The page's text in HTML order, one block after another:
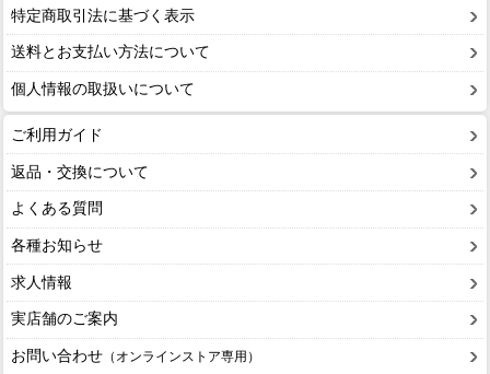
特定商取引法に基づく表示
送料とお支払い方法について
個人情報の取扱いについて
ご利用ガイド
返品・交換について
よくある質問
各種お知らせ
求人情報
実店舗のご案内
お問い合わせ （オンラインストア専用）